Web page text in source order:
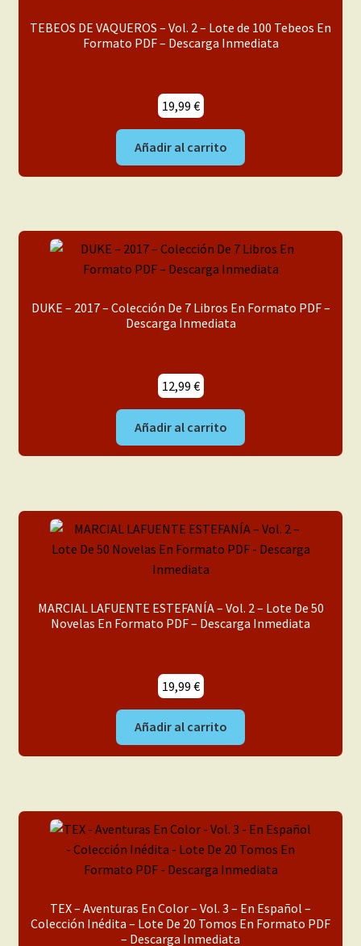
hijo
TEBEOS DE VAQUEROS – Vol. 2 – Lote de 100 Tebeos En
Formato PDF – Descarga Inmediata
19,99 €
Añadir al carrito
DUKE – 2017 – Colección De 7 Libros En Formato PDF –
Descarga Inmediata
12,99 €
Añadir al carrito
MARCIAL LAFUENTE ESTEFANÍA – Vol. 2 – Lote De 50
Novelas En Formato PDF – Descarga Inmediata
19,99 €
Añadir al carrito
TEX – Aventuras En Color – Vol. 3 – En Español –
Colección Inédita – Lote De 20 Tomos En Formato PDF
– Descarga Inmediata